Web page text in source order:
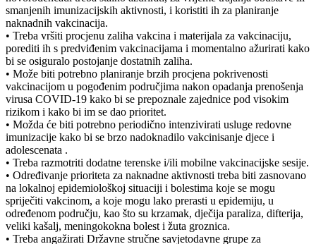
smanjenih imunizacijskih aktivnosti, i koristiti ih za planiranje
naknadnih vakcinacija.
• Treba vršiti procjenu zaliha vakcina i materijala za vakcinaciju,
porediti ih s predviđenim vakcinacijama i momentalno ažurirati kako
bi se osiguralo postojanje dostatnih zaliha.
• Može biti potrebno planiranje brzih procjena pokrivenosti
vakcinacijom u pogođenim područjima nakon opadanja prenošenja
virusa COVID-19 kako bi se prepoznale zajednice pod visokim
rizikom i kako bi im se dao prioritet.
• Možda će biti potrebno periodično intenzivirati usluge redovne
imunizacije kako bi se brzo nadoknadilo vakcinisanje djece i
adolescenata .
• Treba razmotriti dodatne terenske i/ili mobilne vakcinacijske sesije.
• Određivanje prioriteta za naknadne aktivnosti treba biti zasnovano
na lokalnoj epidemiološkoj situaciji i bolestima koje se mogu
spriječiti vakcinom, a koje mogu lako prerasti u epidemiju, u
određenom području, kao što su krzamak, dječija paraliza, difterija,
veliki kašalj, meningokokna bolest i žuta groznica.
• Treba angažirati Državne stručne savjetodavne grupe za